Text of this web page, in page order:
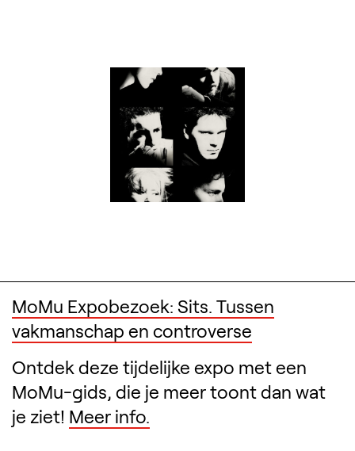
MoMu Expobezoek: Sits. Tussen
vakmanschap en controverse
Ontdek deze tijdelijke expo met een
MoMu-gids, die je meer toont dan wat
je ziet! Meer info.